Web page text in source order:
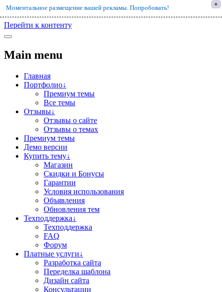
Перейти к контенту
Моментальное размещение вашей рекламы. Попробовать! +
Main menu
Главная
Портфолио↓
Премиум темы
Все темы
Отзывы↓
Отзывы о сайте
Отзывы о темах
Премиум темы
Демо версии
Купить тему↓
Магазин
Скидки и Бонусы
Гарантии
Условия использования
Объявления
Обновления тем
Техподдержка↓
Техподдержка
FAQ
Форум
Платные услуги↓
Разработка сайта
Переделка шаблона
Дизайн сайта
Консультации